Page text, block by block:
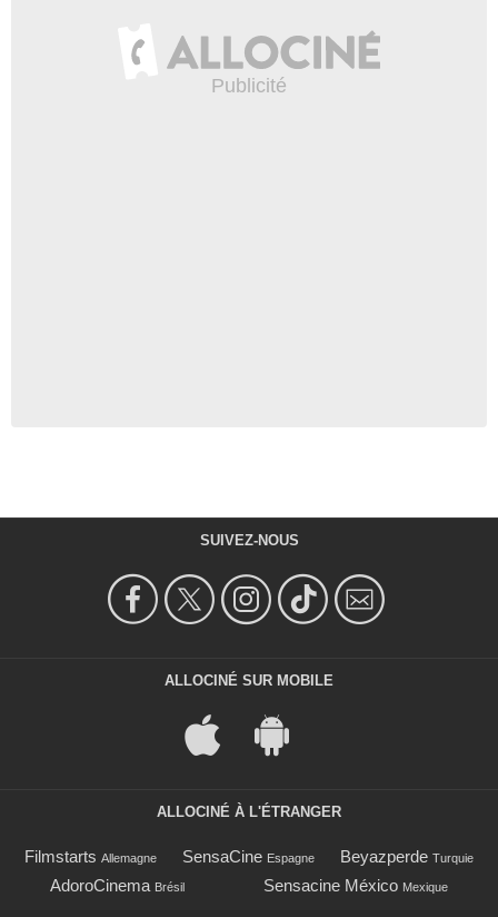
SUIVEZ-NOUS
ALLOCINÉ SUR MOBILE
ALLOCINÉ À L'ÉTRANGER
Filmstarts Allemagne SensaCine Espagne Beyazperde Turquie
AdoroCinema Brésil Sensacine México Mexique